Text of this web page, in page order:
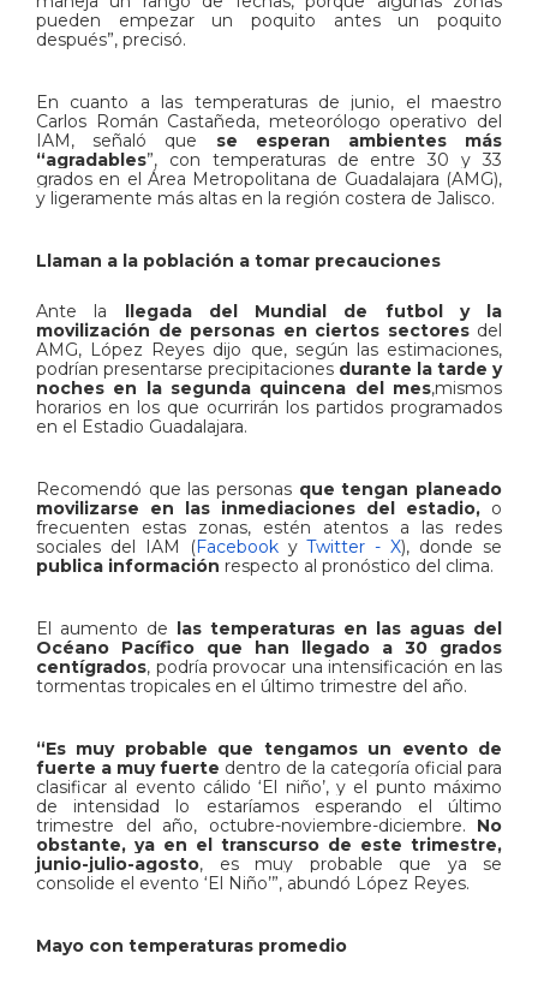
pueden empezar un poquito antes un poquito
después”, precisó.
En cuanto a las temperaturas de junio, el maestro
Carlos Román Castañeda, meteorólogo operativo del
IAM, señaló que se esperan ambientes más
“agradables”, con temperaturas de entre 30 y 33
grados en el Área Metropolitana de Guadalajara (AMG),
y ligeramente más altas en la región costera de Jalisco.
Llaman a la población a tomar precauciones
Ante la llegada del Mundial de futbol y la
movilización de personas en ciertos sectores del
AMG, López Reyes dijo que, según las estimaciones,
podrían presentarse precipitaciones durante la tarde y
noches en la segunda quincena del mes,mismos
horarios en los que ocurrirán los partidos programados
en el Estadio Guadalajara.
Recomendó que las personas que tengan planeado
movilizarse en las inmediaciones del estadio, o
frecuenten estas zonas, estén atentos a las redes
sociales del IAM (FacebookyTwitter - X), donde se
publica información respecto al pronóstico del clima.
El aumento de las temperaturas en las aguas del
Océano Pacífico que han llegado a 30 grados
centígrados, podría provocar una intensificación en las
tormentas tropicales en el último trimestre del año.
“Es muy probable que tengamos un evento de
fuerte a muy fuerte dentro de la categoría oficial para
clasificar al evento cálido ‘El niño’, y el punto máximo
de intensidad lo estaríamos esperando el último
trimestre del año, octubre-noviembre-diciembre. No
obstante, ya en el transcurso de este trimestre,
junio-julio-agosto, es muy probable que ya se
consolide el evento ‘El Niño’”, abundó López Reyes.
Mayo con temperaturas promedio